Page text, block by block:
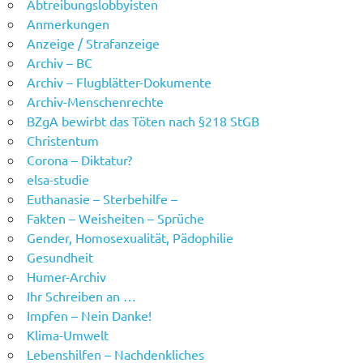
Abtreibungslobbyisten
Anmerkungen
Anzeige / Strafanzeige
Archiv – BC
Archiv – Flugblätter-Dokumente
Archiv-Menschenrechte
BZgA bewirbt das Töten nach §218 StGB
Christentum
Corona – Diktatur?
elsa-studie
Euthanasie – Sterbehilfe –
Fakten – Weisheiten – Sprüche
Gender, Homosexualität, Pädophilie
Gesundheit
Humer-Archiv
Ihr Schreiben an …
Impfen – Nein Danke!
Klima-Umwelt
Lebenshilfen – Nachdenkliches